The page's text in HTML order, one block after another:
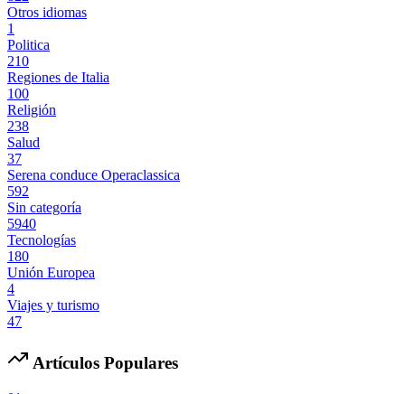
Otros idiomas
1
Politica
210
Regiones de Italia
100
Religión
238
Salud
37
Serena conduce Operaclassica
592
Sin categoría
5940
Tecnologías
180
Unión Europea
4
Viajes y turismo
47
Artículos Populares